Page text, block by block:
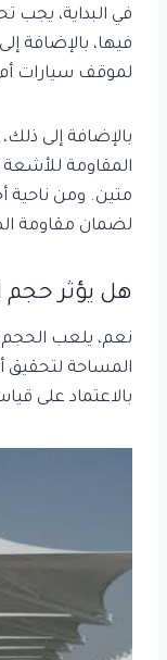
في البداية، يجب
فيها، بالإضافة
لموقف سيارات
بالإضافة إلى
المقاومة
متين. ومن ناحية
لضمان مقاومة
هل يؤثر حجم
نعم، يلعب
المساحة
بالاعتماد على